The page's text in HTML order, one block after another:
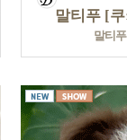
말티푸 [
말티